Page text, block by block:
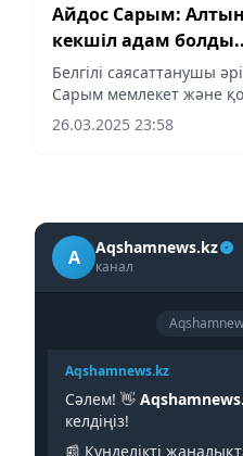
Айдос Сарым:
кекшіл адам
Белгілі саясаттанушы
Сарым мемлекет және
Алтынбек
пікірін білдірді. «Sadaq
26.03.2025 23:58
A Aqshamnews.kz
канал
Aqshamnews.kz
Сәлем! 👋
келдіңіз!
📰 Күнделікті